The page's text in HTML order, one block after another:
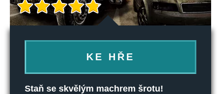
KE HŘE
Staň se skvělým machrem šrotu!